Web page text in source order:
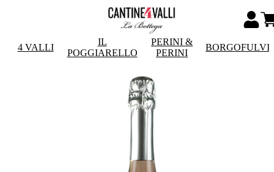
4 VALLI
IL
POGGIARELLO
PERINI &
PERINI